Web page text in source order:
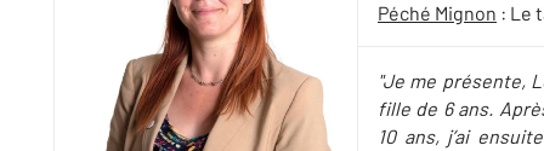
Péché Mignon : Le
"Je me présente,
fille de 6 ans.
10 ans, j’ai